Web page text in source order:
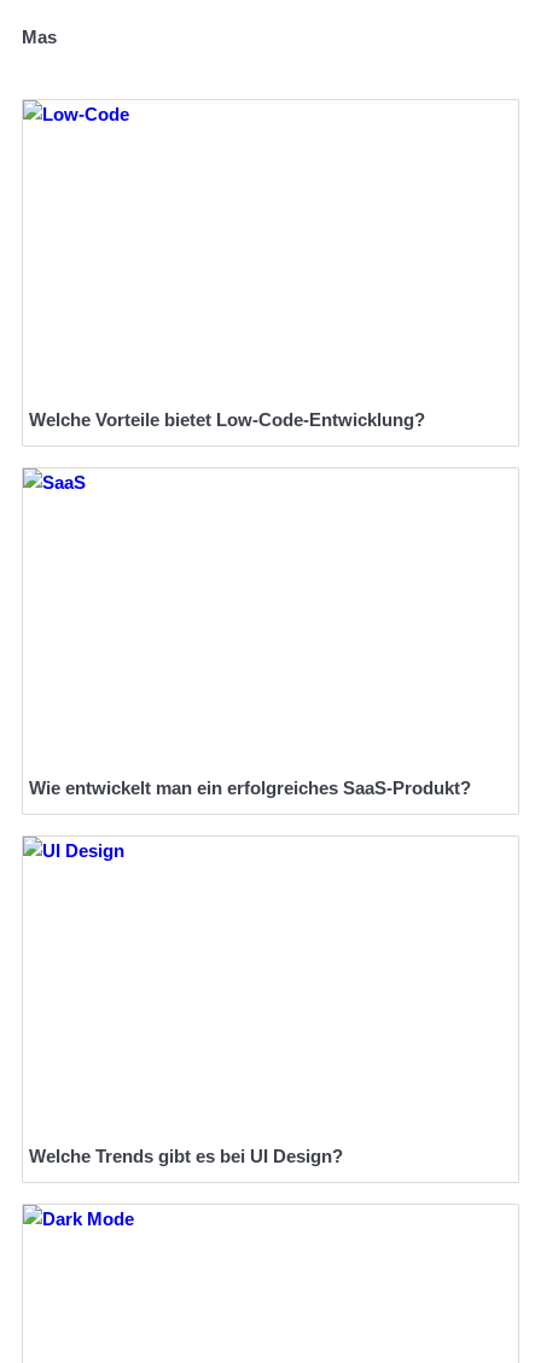
Mas
Welche Vorteile bietet Low-Code-Entwicklung?
Wie entwickelt man ein erfolgreiches SaaS-Produkt?
Welche Trends gibt es bei UI Design?